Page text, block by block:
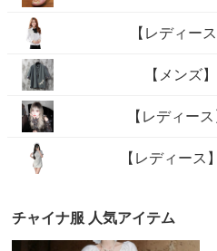
【レディー
【メンズ
【レディー
【レディース
チャイナ服 人気アイテム